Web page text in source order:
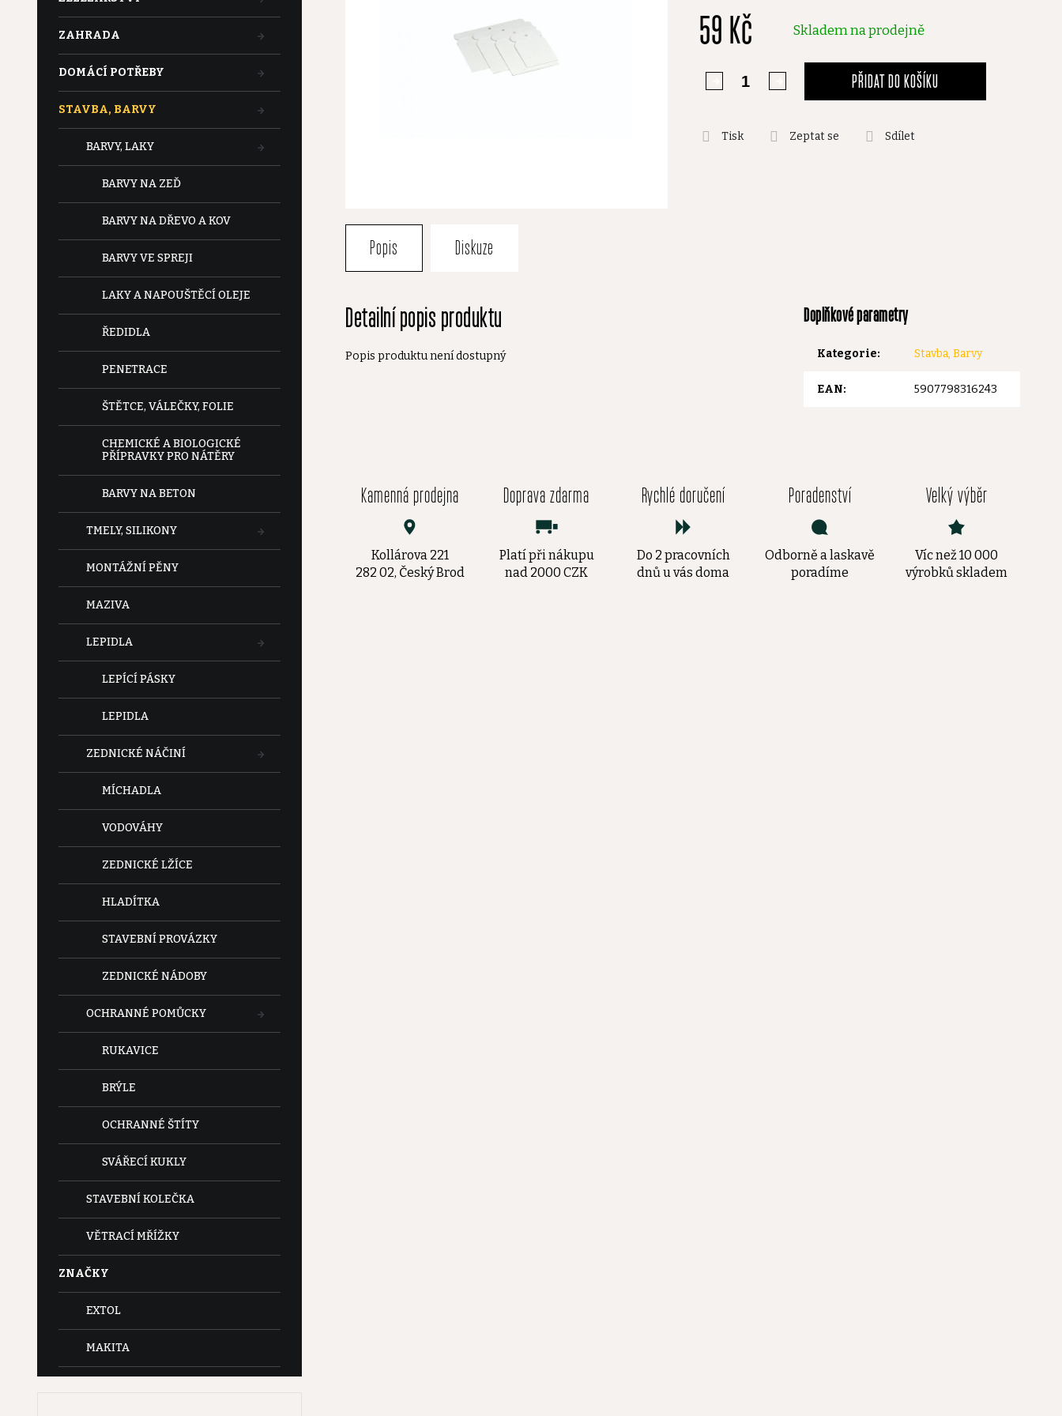
ZAHRADA
DOMÁCÍ POTŘEBY
STAVBA, BARVY
BARVY, LAKY
BARVY NA ZEĎ
BARVY NA DŘEVO A KOV
BARVY VE SPREJI
LAKY A NAPOUŠTĚCÍ OLEJE
ŘEDIDLA
PENETRACE
ŠTĚTCE, VÁLEČKY, FOLIE
CHEMICKÉ A BIOLOGICKÉ
PŘÍPRAVKY PRO NÁTĚRY
BARVY NA BETON
TMELY, SILIKONY
MONTÁŽNÍ PĚNY
MAZIVA
LEPIDLA
LEPÍCÍ PÁSKY
LEPIDLA
ZEDNICKÉ NÁČINÍ
MÍCHADLA
VODOVÁHY
ZEDNICKÉ LŽÍCE
HLADÍTKA
STAVEBNÍ PROVÁZKY
ZEDNICKÉ NÁDOBY
OCHRANNÉ POMŮCKY
RUKAVICE
BRÝLE
OCHRANNÉ ŠTÍTY
SVÁŘECÍ KUKLY
STAVEBNÍ KOLEČKA
VĚTRACÍ MŘÍŽKY
ZNAČKY
EXTOL
MAKITA
0,0
z59 Kč Skladem na prodejně
PŘIDAT DO KOŠÍKU
Tisk Zeptat se Sdílet
Popis Diskuze
Detailní popis produktu
Popis produktu není dostupný
Doplňkové parametry
Kategorie: Stavba, Barvy
EAN: 5907798316243
Kamenná prodejna
Kollárova 221
282 02, Český Brod
Doprava zdarma
Platí při nákupu
nad 2000 CZK
Rychlé doručení
Do 2 pracovních
dnů u vás doma
Poradenství
Odborně a laskavě
poradíme
Velký výběr
Víc než 10 000
výrobků skladem